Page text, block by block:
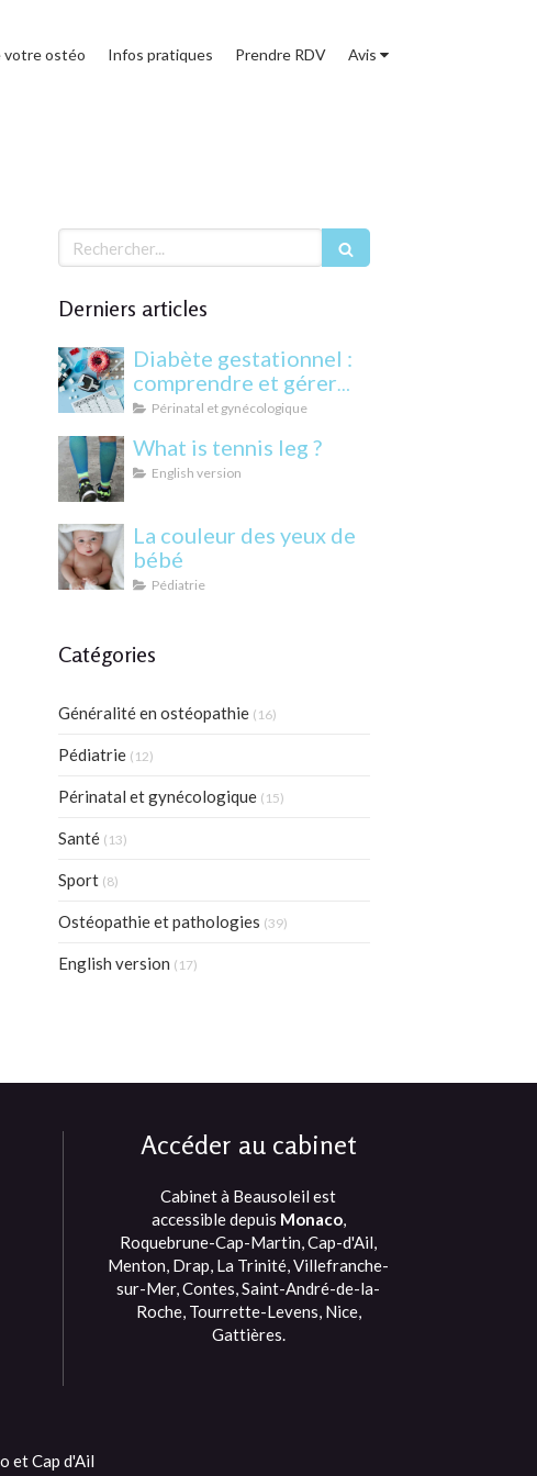
votre ostéo Infos pratiques Prendre RDV Avis
Rechercher
Derniers articles
Diabète gestationnel :
comprendre et gérer
cette condition
Périnatal et gynécologique
What is tennis leg ?
English version
La couleur des yeux de
bébé
Pédiatrie
Catégories
Généralité en ostéopathie (16)
Pédiatrie (12)
Périnatal et gynécologique (15)
Santé (13)
Sport (8)
Ostéopathie et pathologies (39)
English version (17)
Accéder au cabinet
Cabinet à Beausoleil est
accessible depuis Monaco,
Roquebrune-Cap-Martin, Cap-d'Ail,
Menton, Drap, La Trinité, Villefranche-
sur-Mer, Contes, Saint-André-de-la-
Roche, Tourrette-Levens, Nice,
Gattières.
et Cap d'Ail